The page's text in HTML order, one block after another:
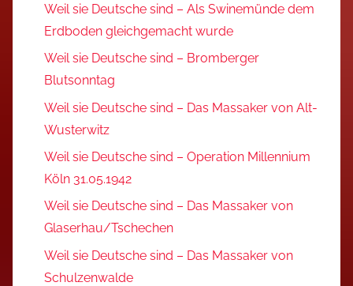
Weil sie Deutsche sind – Als Swinemünde dem
Erdboden gleichgemacht wurde
Weil sie Deutsche sind – Bromberger
Blutsonntag
Weil sie Deutsche sind – Das Massaker von Alt-
Wusterwitz
Weil sie Deutsche sind – Operation Millennium
Köln 31.05.1942
Weil sie Deutsche sind – Das Massaker von
Glaserhau/Tschechen
Weil sie Deutsche sind – Das Massaker von
Schulzenwalde